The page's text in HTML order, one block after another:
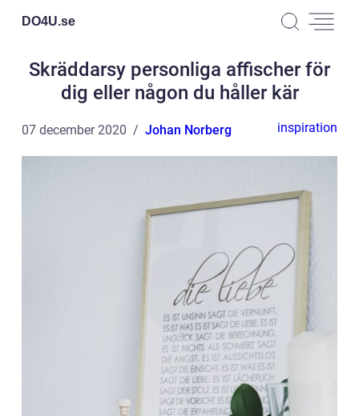
DO4U.se
Skräddarsy personliga affischer för
dig eller någon du håller kär
07 december 2020 Johan Norberg inspiration